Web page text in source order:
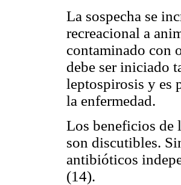
La sospecha se
recreacional a
contaminado con
debe ser iniciado
leptospirosis y es
la enfermedad.
Los beneficios de
son discutibles.
antibióticos
(14).